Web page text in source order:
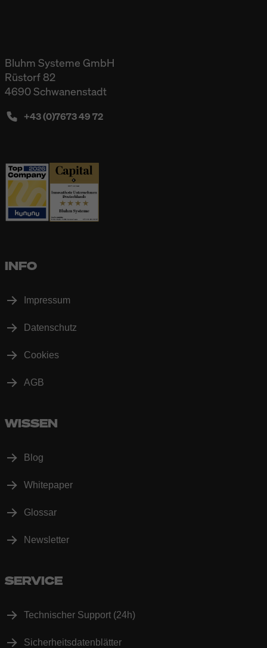
Bluhm Systeme GmbH
Rüstorf 82
4690 Schwanenstadt
+43 (0)7673 49 72
INFO
Impressum
Datenschutz
Cookies
AGB
WISSEN
Blog
Whitepaper
Glossar
Newsletter
SERVICE
Technischer Support (24h)
Sicherheitsdatenblätter